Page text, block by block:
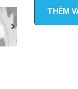
THÊM